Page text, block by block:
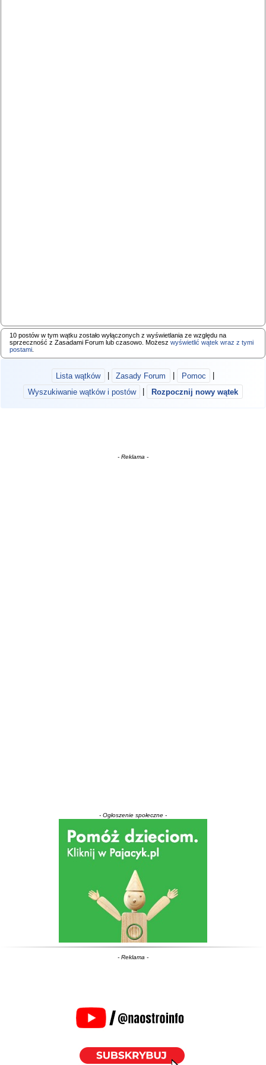
10 postów w tym wątku zostało wyłączonych z wyświetlania ze względu na
sprzeczność z Zasadami Forum lub czasowo. Możeszwyświetlić wątek wraz z tymi
postami.
Lista wątków Zasady Forum Pomoc
Wyszukiwanie wątków i postów
Rozpocznij nowy wątek
- Reklama -
- Ogłoszenie społeczne -
- Reklama -